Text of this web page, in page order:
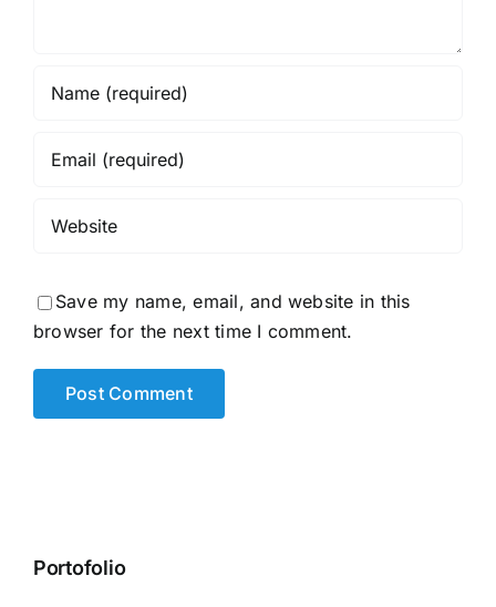
Save my name, email, and website in this
browser for the next time I comment.
Portofolio